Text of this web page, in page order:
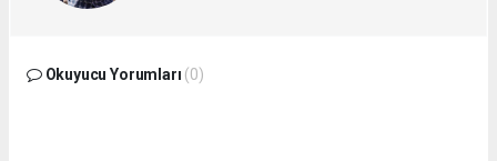
Okuyucu Yorumları (0)